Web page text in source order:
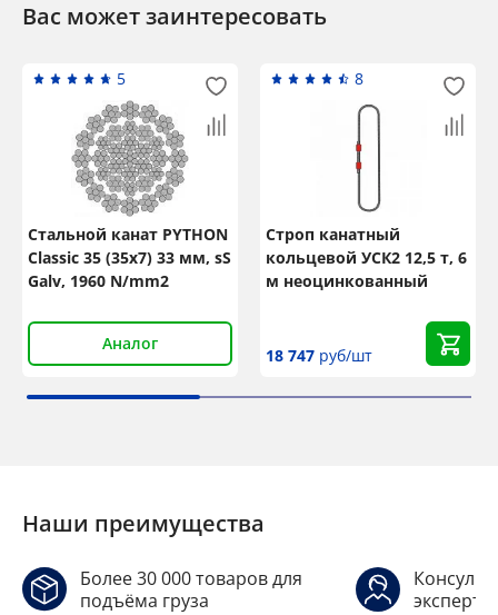
Вас может заинтересовать
5
Стальной канат PYTHON
Classic 35 (35x7) 33 мм, sS
Galv, 1960 N/mm2
Аналог
8
Строп канатный
кольцевой УСК2 12,5 т, 6
м неоцинкованный
18 747 руб/шт
Наши преимущества
Более 30 000 товаров для
подъёма груза